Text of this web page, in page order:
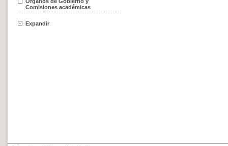
Comisiones académicas
Expandir